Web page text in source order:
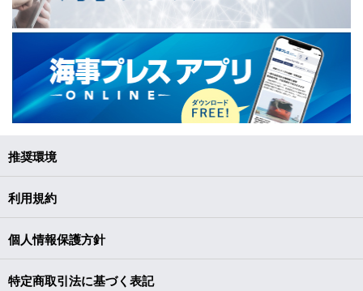
推奨環境
利用規約
個人情報保護方針
特定商取引法に基づく表記